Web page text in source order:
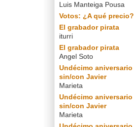
Luis Manteiga Pousa
Votos: ¿A qué precio?
El grabador pirata
iturri
El grabador pirata
Angel Soto
Undécimo aniversario
sin/con Javier
Marieta
Undécimo aniversario
sin/con Javier
Marieta